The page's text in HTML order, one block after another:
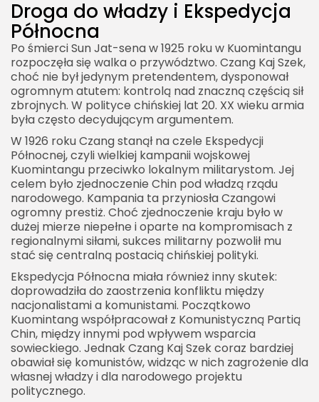
Droga do władzy i Ekspedycja
Północna
Po śmierci Sun Jat-sena w 1925 roku w Kuomintangu
rozpoczęła się walka o przywództwo. Czang Kaj Szek,
choć nie był jedynym pretendentem, dysponował
ogromnym atutem: kontrolą nad znaczną częścią sił
zbrojnych. W polityce chińskiej lat 20. XX wieku armia
była często decydującym argumentem.
W 1926 roku Czang stanął na czele Ekspedycji
Północnej, czyli wielkiej kampanii wojskowej
Kuomintangu przeciwko lokalnym militarystom. Jej
celem było zjednoczenie Chin pod władzą rządu
narodowego. Kampania ta przyniosła Czangowi
ogromny prestiż. Choć zjednoczenie kraju było w
dużej mierze niepełne i oparte na kompromisach z
regionalnymi siłami, sukces militarny pozwolił mu
stać się centralną postacią chińskiej polityki.
Ekspedycja Północna miała również inny skutek:
doprowadziła do zaostrzenia konfliktu między
nacjonalistami a komunistami. Początkowo
Kuomintang współpracował z Komunistyczną Partią
Chin, między innymi pod wpływem wsparcia
sowieckiego. Jednak Czang Kaj Szek coraz bardziej
obawiał się komunistów, widząc w nich zagrożenie dla
własnej władzy i dla narodowego projektu
politycznego.